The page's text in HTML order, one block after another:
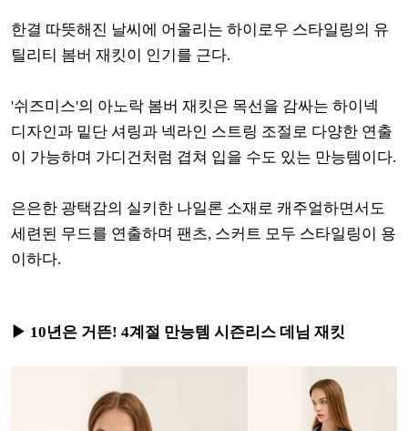
한결 따뜻해진 날씨에 어울리는 하이로우 스타일링의 유
틸리티 봄버 재킷이 인기를 근다.
'쉬즈미스'의 아노락 봄버 재킷은 목선을 감싸는 하이넥
디자인과 밑단 셔링과 넥라인 스트링 조절로 다양한 연출
이 가능하며 가디건처럼 겹쳐 입을 수도 있는 만능템이다.
은은한 광택감의 실키한 나일론 소재로 캐주얼하면서도
세련된 무드를 연출하며 팬츠, 스커트 모두 스타일링이 용
이하다.
▶ 10년은 거뜬! 4계절 만능템 시즌리스 데님 재킷